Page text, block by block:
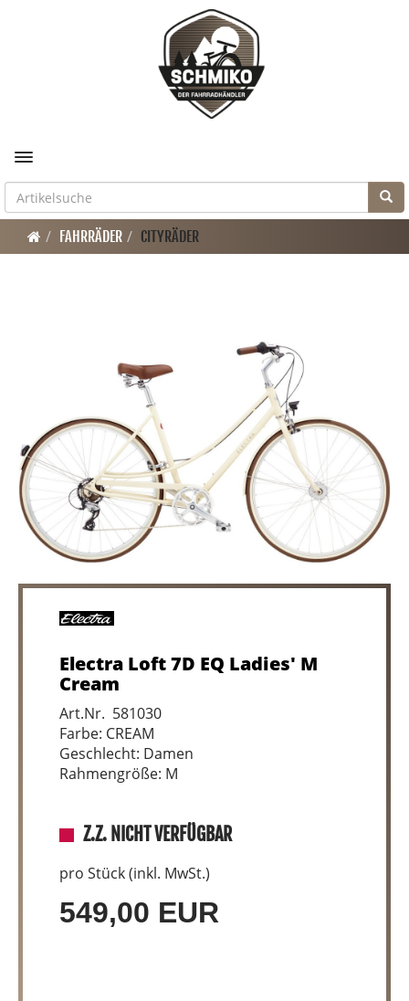
Toggle navigation
FAHRRÄDER CITYRÄDER
Electra Loft 7D EQ Ladies' M
Cream
Art.Nr. 581030
Farbe: CREAM
Geschlecht: Damen
Rahmengröße: M
Z.Z. NICHT VERFÜGBAR
pro Stück (inkl. MwSt.)
549,00 EUR